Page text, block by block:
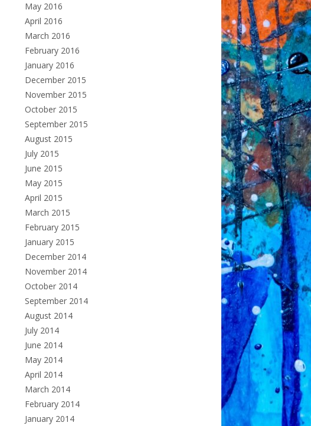
May 2016
April 2016
March 2016
February 2016
January 2016
December 2015
November 2015
October 2015
September 2015
August 2015
July 2015
June 2015
May 2015
April 2015
March 2015
February 2015
January 2015
December 2014
November 2014
October 2014
September 2014
August 2014
July 2014
June 2014
May 2014
April 2014
March 2014
February 2014
January 2014